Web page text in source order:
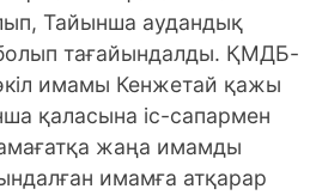
Тайынша аудандық
тағайындалды. ҚМДБ-
имамы Кенжетай қажы
қаласына іс-сапармен
жаңа имамды
имамға атқарар